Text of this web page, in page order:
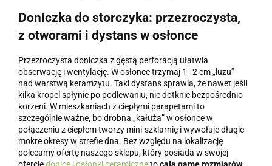
Doniczka do storczyka: przezroczysta,
z otworami i dystans w osłonce
Przezroczysta doniczka z gęstą perforacją ułatwia
obserwację i wentylację. W osłonce trzymaj 1–2 cm „luzu”
nad warstwą keramzytu. Taki dystans sprawia, że nawet jeśli
kilka kropel spłynie po podlewaniu, nie dotknie bezpośrednio
korzeni. W mieszkaniach z ciepłymi parapetami to
szczególnie ważne, bo drobna „kałuża” w osłonce w
połączeniu z ciepłem tworzy mini-szklarnię i wywołuje długie
mokre okresy w strefie dna. Bez względu na lokalizację
polecamy ofertę naszego sklepu, który posiada w swojej